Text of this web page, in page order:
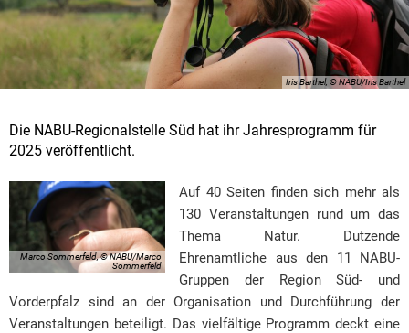
Iris Barthel, © NABU/Iris Barthel
Die NABU-Regionalstelle Süd hat ihr Jahresprogramm für
2025 veröffentlicht.
Marco Sommerfeld, © NABU/Marco
Sommerfeld
Auf 40 Seiten finden sich mehr als
130 Veranstaltungen rund um das
Thema Natur. Dutzende
Ehrenamtliche aus den 11 NABU-
Gruppen der Region Süd- und
Vorderpfalz sind an der Organisation und Durchführung der
Veranstaltungen beteiligt. Das vielfältige Programm deckt eine